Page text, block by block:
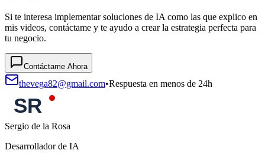
Si te interesa implementar soluciones de IA como las que explico en
mis videos, contáctame y te ayudo a crear la estrategia perfecta para
tu negocio.
Contáctame Ahora
thevega82@gmail.com•Respuesta en menos de 24h
Sergio de la Rosa
Desarrollador de IA